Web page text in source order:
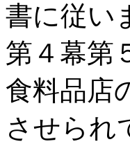
書に従い
第４幕第
食料品店
させられ